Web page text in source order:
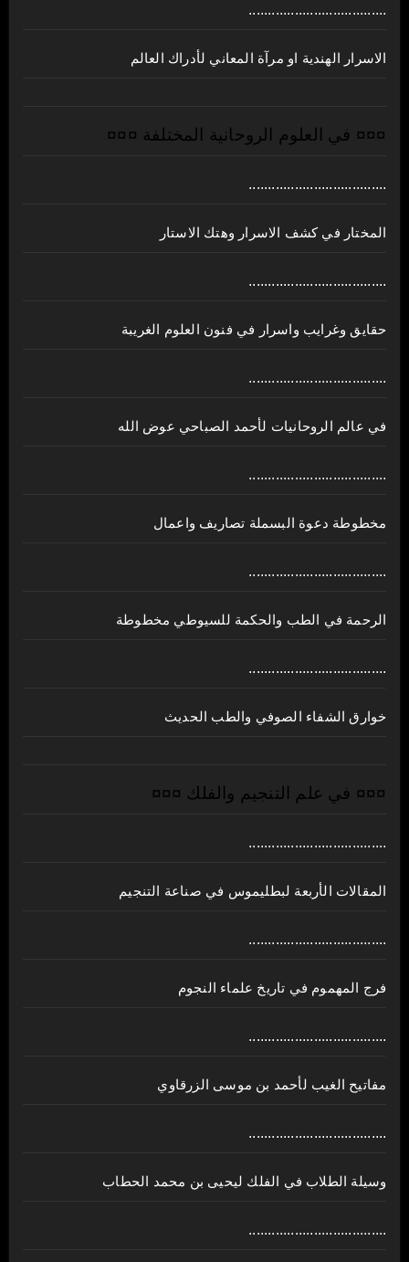
....................................
الاسرار الهندية او مرآة المعاني لأدراك العالم
¤¤¤ في العلوم الروحانية المختلفة ¤¤¤
....................................
المختار في كشف الاسرار وهتك الاستار
....................................
حقايق وغرايب واسرار في فنون العلوم الغريبة
....................................
في عالم الروحانيات لأحمد الصباحي عوض الله
....................................
مخطوطة دعوة البسملة تصاريف واعمال
....................................
الرحمة في الطب والحكمة للسيوطي مخطوطة
....................................
خوارق الشفاء الصوفي والطب الحديث
¤¤¤ في علم التنجيم والفلك ¤¤¤
....................................
المقالات الأربعة لبطليموس في صناعة التنجيم
....................................
فرج المهموم في تاريخ علماء النجوم
....................................
مفاتيح الغيب لأحمد بن موسى الزرقاوي
....................................
وسيلة الطلاب في الفلك ليحيى بن محمد الحطاب
....................................